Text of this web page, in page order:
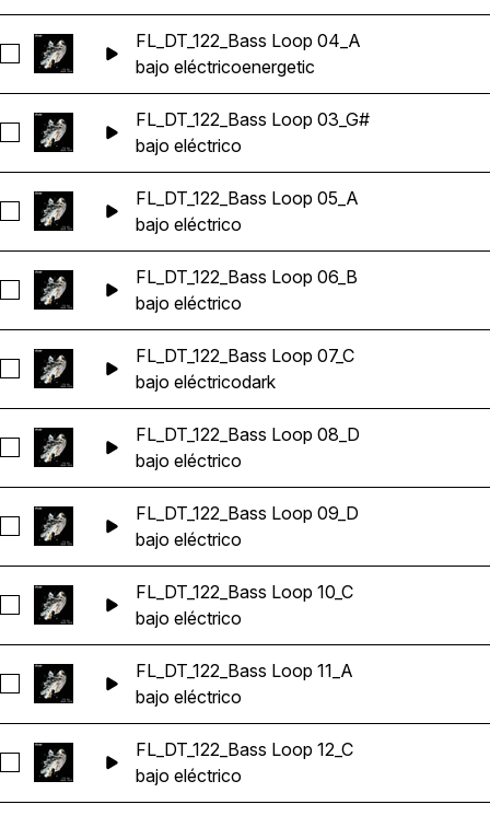
Seleccionar FL_DT_122_Bass Loop 04_A
FL_DT_122_Bass Loop 04_A
bajo eléctricoenergetic
Seleccionar FL_DT_122_Bass Loop 03_G#
FL_DT_122_Bass Loop 03_G#
bajo eléctrico
Seleccionar FL_DT_122_Bass Loop 05_A
FL_DT_122_Bass Loop 05_A
bajo eléctrico
Seleccionar FL_DT_122_Bass Loop 06_B
FL_DT_122_Bass Loop 06_B
bajo eléctrico
Seleccionar FL_DT_122_Bass Loop 07_C
FL_DT_122_Bass Loop 07_C
bajo eléctricodark
Seleccionar FL_DT_122_Bass Loop 08_D
FL_DT_122_Bass Loop 08_D
bajo eléctrico
Seleccionar FL_DT_122_Bass Loop 09_D
FL_DT_122_Bass Loop 09_D
bajo eléctrico
Seleccionar FL_DT_122_Bass Loop 10_C
FL_DT_122_Bass Loop 10_C
bajo eléctrico
Seleccionar FL_DT_122_Bass Loop 11_A
FL_DT_122_Bass Loop 11_A
bajo eléctrico
Seleccionar FL_DT_122_Bass Loop 12_C
FL_DT_122_Bass Loop 12_C
bajo eléctrico